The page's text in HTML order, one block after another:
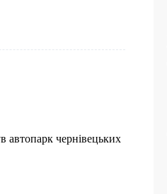
автопарк чернівецьких